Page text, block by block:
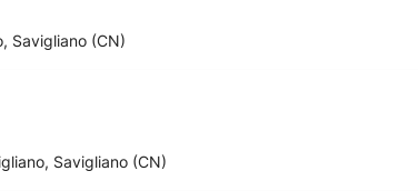
Savigliano (CN)
Savigliano (CN)